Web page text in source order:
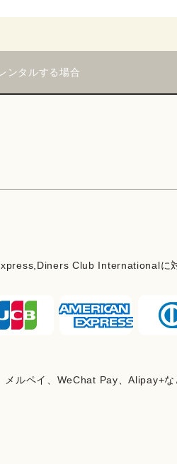
ンタルする場合
Club Internationalに
メルペイ、WeChat Pay、Alipay+な